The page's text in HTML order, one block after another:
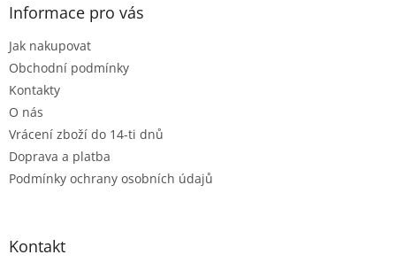
p
i
Informace pro vás
Jak nakupovat
Obchodní podmínky
Kontakty
O nás
Vrácení zboží do 14-ti dnů
Doprava a platba
Podmínky ochrany osobních údajů
Kontakt